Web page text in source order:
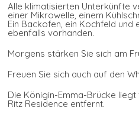
Alle klimatisierten Unterkünfte
einer Mikrowelle, einem
Ein Backofen, ein Kochfeld und
ebenfalls vorhanden.
Morgens stärken Sie sich am
Freuen Sie sich auch auf den
Die Königin-Emma-Brücke
Ritz Residence entfernt.